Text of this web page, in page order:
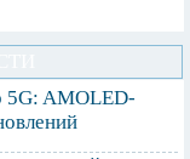
5G: AMOLED-